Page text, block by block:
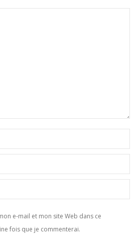
e-mail et mon site Web dans ce
fois que je commenterai.